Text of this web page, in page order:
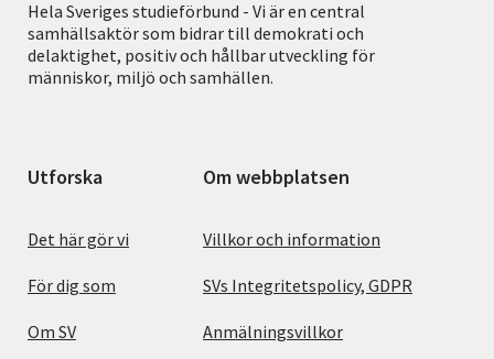
Hela Sveriges studieförbund - Vi är en central
samhällsaktör som bidrar till demokrati och
delaktighet, positiv och hållbar utveckling för
människor, miljö och samhällen.
Utforska
Det här gör vi
För dig som
Om SV
Om webbplatsen
Villkor och information
SVs Integritetspolicy, GDPR
Anmälningsvillkor